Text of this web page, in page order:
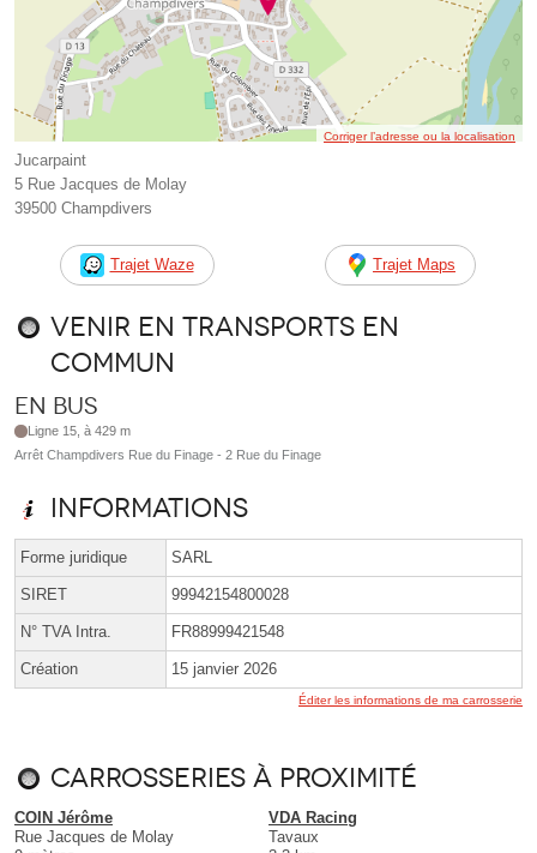
Corriger l’adresse ou la localisation
Jucarpaint
5 Rue Jacques de Molay
39500 Champdivers
Trajet Waze Trajet Maps
Venir en transports en
commun
En bus
Ligne 15, à 429 m
Arrêt Champdivers Rue du Finage - 2 Rue du Finage
Informations
Forme juridique SARL
SIRET 99942154800028
N° TVA Intra. FR88999421548
Création 15 janvier 2026
Éditer les informations de ma carrosserie
Carrosseries à proximité
COIN Jérôme
Rue Jacques de Molay
VDA Racing
Tavaux